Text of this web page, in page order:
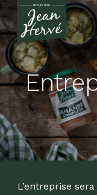
Passer
au
contenu
principalRecherche
de
produits
L’entreprise